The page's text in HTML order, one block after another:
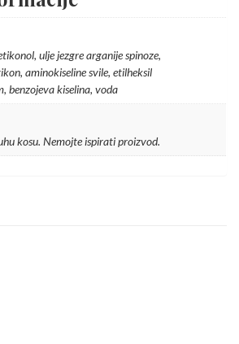
ulje jezgre arganije spinoze,
aminokiseline svile, etilheksil
benzojeva kiselina, voda
kosu. Nemojte ispirati proizvod.